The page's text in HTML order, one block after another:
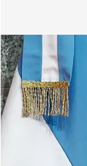
El presidente
Redacción digital
21 JUN 2024 - 21:26h.